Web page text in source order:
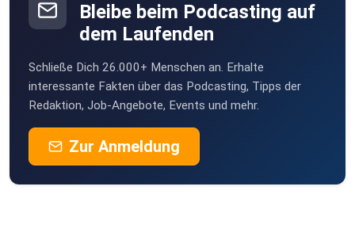
Bleibe beim Podcasting auf
dem Laufenden
Schließe Dich 26.000+ Menschen an. Erhalte
interessante Fakten über das Podcasting, Tipps der
Redaktion, Job-Angebote, Events und mehr.
Zur Anmeldung